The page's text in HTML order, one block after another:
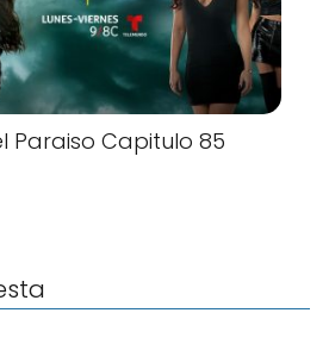
Paraiso Capitulo 85